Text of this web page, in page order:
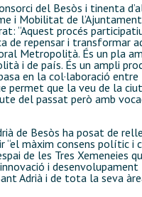
del Besòs i tinenta
i Mobilitat de
“Aquest procés
de repensar i transformar
Metropolità. És un pla
i de país. És un ampli
en la col·laboració entre
permet que la veu de la
del passat però amb
de Besòs ha posat de
“el màxim consens polític i
de les Tres Xemeneies
i desenvolupament
Adrià i de tota la seva